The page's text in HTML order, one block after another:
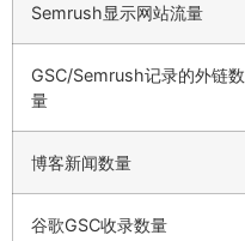
Semrush显示网站流量
GSC/Semrush记录的外链数
量
博客新闻数量
谷歌GSC收录数量